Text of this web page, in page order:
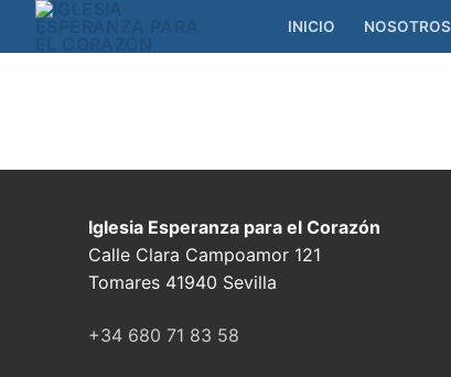
INICIO NOSOTROS
Iglesia Esperanza para el Corazón
Calle Clara Campoamor 121
Tomares 41940 Sevilla
+34 680 71 83 58